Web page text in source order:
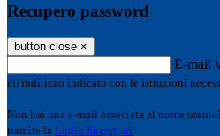
Recupero password
button close ×
E-mail
all'indirizzo indicato con le istruzioni
Non hai una e-mail associata al nome
tramite la Login Spaggiari